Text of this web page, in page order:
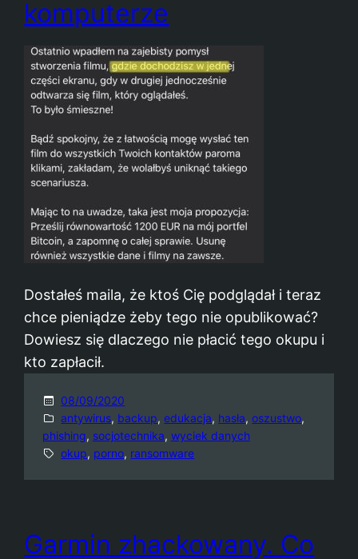
komputerze
Dostałeś maila, że ktoś Cię podglądał i teraz
chce pieniądze żeby tego nie opublikować?
Dowiesz się dlaczego nie płacić tego okupu i
kto zapłacił.
08/09/2020
antywirus, backup, edukacja, hasła, oszustwo,
phishing, socjotechnika, wyciek danych
okup, porno, ransomware
Garmin zhackowany. Co